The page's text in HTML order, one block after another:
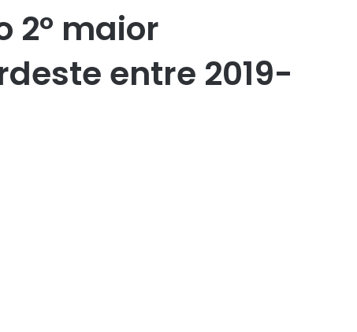
2º maior
entre 2019-